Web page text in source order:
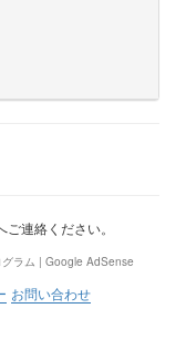
ご連絡ください。
ラム | Google AdSense
お問い合わせ